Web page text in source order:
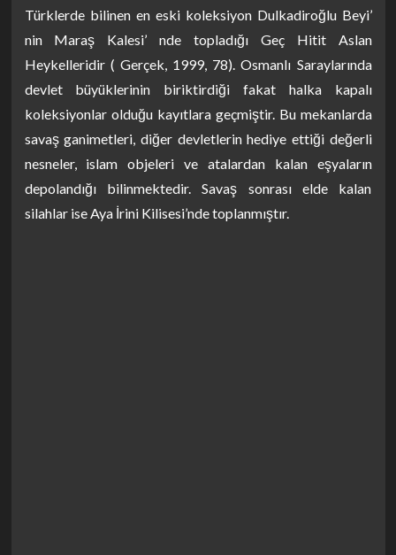
Türklerde bilinen en eski koleksiyon Dulkadiroğlu Beyi’
nin Maraş Kalesi’ nde topladığı Geç Hitit Aslan
Heykelleridir ( Gerçek, 1999, 78). Osmanlı Saraylarında
devlet büyüklerinin biriktirdiği fakat halka kapalı
koleksiyonlar olduğu kayıtlara geçmiştir. Bu mekanlarda
savaş ganimetleri, diğer devletlerin hediye ettiği değerli
nesneler, islam objeleri ve atalardan kalan eşyaların
depolandığı bilinmektedir. Savaş sonrası elde kalan
silahlar ise Aya İrini Kilisesi’nde toplanmıştır.